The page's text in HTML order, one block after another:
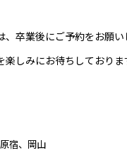
卒業後にご予約をお願い
しみにお待ちしておりま
宿、岡山